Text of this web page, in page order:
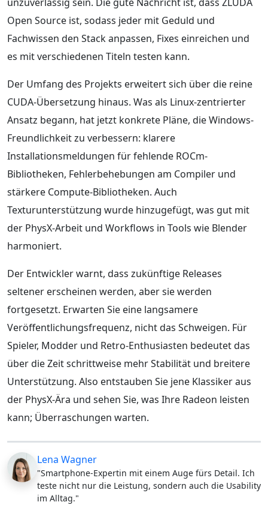
Open Source ist, sodass jeder mit Geduld und
Fachwissen den Stack anpassen, Fixes einreichen und
es mit verschiedenen Titeln testen kann.
Der Umfang des Projekts erweitert sich über die reine
CUDA-Übersetzung hinaus. Was als Linux-zentrierter
Ansatz begann, hat jetzt konkrete Pläne, die Windows-
Freundlichkeit zu verbessern: klarere
Installationsmeldungen für fehlende ROCm-
Bibliotheken, Fehlerbehebungen am Compiler und
stärkere Compute-Bibliotheken. Auch
Texturunterstützung wurde hinzugefügt, was gut mit
der PhysX-Arbeit und Workflows in Tools wie Blender
harmoniert.
Der Entwickler warnt, dass zukünftige Releases
seltener erscheinen werden, aber sie werden
fortgesetzt. Erwarten Sie eine langsamere
Veröffentlichungsfrequenz, nicht das Schweigen. Für
Spieler, Modder und Retro-Enthusiasten bedeutet das
über die Zeit schrittweise mehr Stabilität und breitere
Unterstützung. Also entstauben Sie jene Klassiker aus
der PhysX-Ära und sehen Sie, was Ihre Radeon leisten
kann; Überraschungen warten.
Lena Wagner
"Smartphone-Expertin mit einem Auge fürs Detail. Ich
teste nicht nur die Leistung, sondern auch die Usability
im Alltag."